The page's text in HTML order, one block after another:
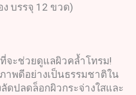
บรรจุ 12 ขวด)
จะช่วยดูแลผิวคล้ำโทรม!
าพดีอย่างเป็นธรรมชาติใน
ดปลดล็อกผิวกระจ่างใสและ